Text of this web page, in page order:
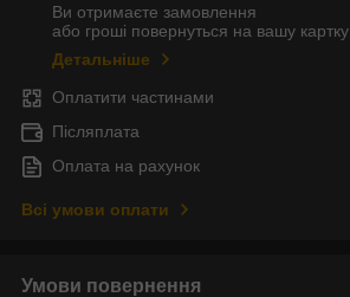
Ви отримаєте замовлення
або гроші повернуться на вашу картку
Детальніше
Оплатити частинами
Післяплата
Оплата на рахунок
Всі умови оплати
Умови повернення